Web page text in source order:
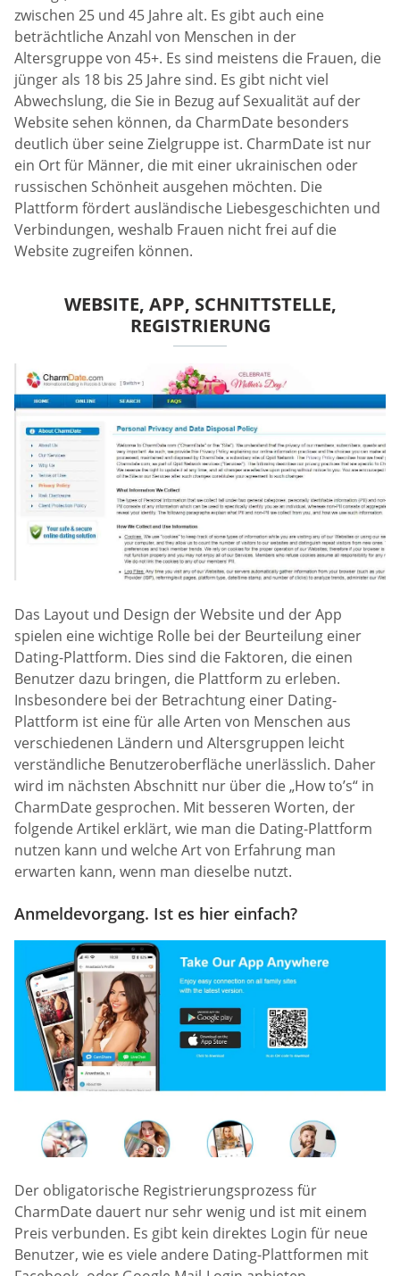
zwischen 25 und 45 Jahre alt. Es gibt auch eine
beträchtliche Anzahl von Menschen in der
Altersgruppe von 45+. Es sind meistens die Frauen, die
jünger als 18 bis 25 Jahre sind. Es gibt nicht viel
Abwechslung, die Sie in Bezug auf Sexualität auf der
Website sehen können, da CharmDate besonders
deutlich über seine Zielgruppe ist. CharmDate ist nur
ein Ort für Männer, die mit einer ukrainischen oder
russischen Schönheit ausgehen möchten. Die
Plattform fördert ausländische Liebesgeschichten und
Verbindungen, weshalb Frauen nicht frei auf die
Website zugreifen können.
WEBSITE, APP, SCHNITTSTELLE,
REGISTRIERUNG
Das Layout und Design der Website und der App
spielen eine wichtige Rolle bei der Beurteilung einer
Dating-Plattform. Dies sind die Faktoren, die einen
Benutzer dazu bringen, die Plattform zu erleben.
Insbesondere bei der Betrachtung einer Dating-
Plattform ist eine für alle Arten von Menschen aus
verschiedenen Ländern und Altersgruppen leicht
verständliche Benutzeroberfläche unerlässlich. Daher
wird im nächsten Abschnitt nur über die „How to’s“ in
CharmDate gesprochen. Mit besseren Worten, der
folgende Artikel erklärt, wie man die Dating-Plattform
nutzen kann und welche Art von Erfahrung man
erwarten kann, wenn man dieselbe nutzt.
Anmeldevorgang. Ist es hier einfach?
Der obligatorische Registrierungsprozess für
CharmDate dauert nur sehr wenig und ist mit einem
Preis verbunden. Es gibt kein direktes Login für neue
Benutzer, wie es viele andere Dating-Plattformen mit